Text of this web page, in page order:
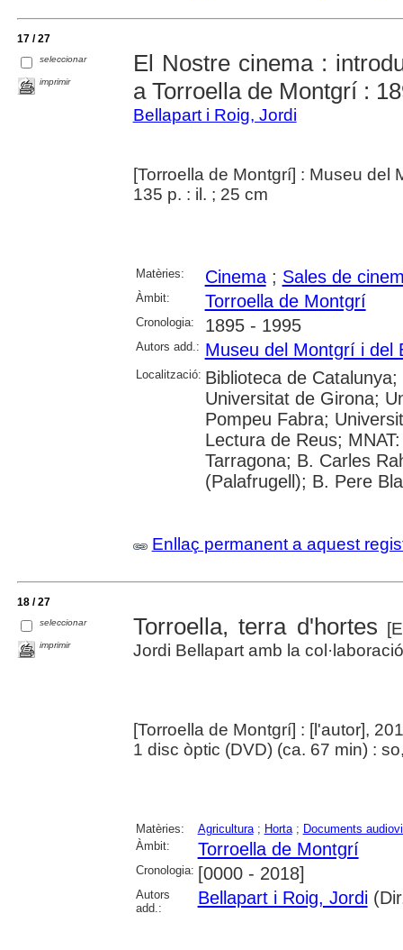
17 / 27
seleccionar
imprimir
El Nostre cinema :
a Torroella de Montgrí :
Bellapart i Roig, Jordi
[Torroella de Montgrí] : Museu del
135 p. : il. ; 25 cm
Matèries: Cinema; Sales de
Àmbit: Torroella de Montgrí
Cronologia: 1895 - 1995
Autors add.: Museu del Montgrí i del
Localització: Biblioteca de
Universitat de Girona;
Pompeu Fabra;
Lectura de Reus;
Tarragona; B. Carles
(Palafrugell); B. Pere
Enllaç permanent a aquest
18 / 27
seleccionar
imprimir
Torroella, terra d'hortes
Jordi Bellapart amb la
[Torroella de Montgrí] : [l'autor],
1 disc òptic (DVD) (ca. 67 min) :
Matèries: Agricultura; Horta; Documents
Àmbit:
Torroella de Montgrí
Cronologia: [0000 - 2018]
Autors
add.:
Bellapart i Roig, Jordi